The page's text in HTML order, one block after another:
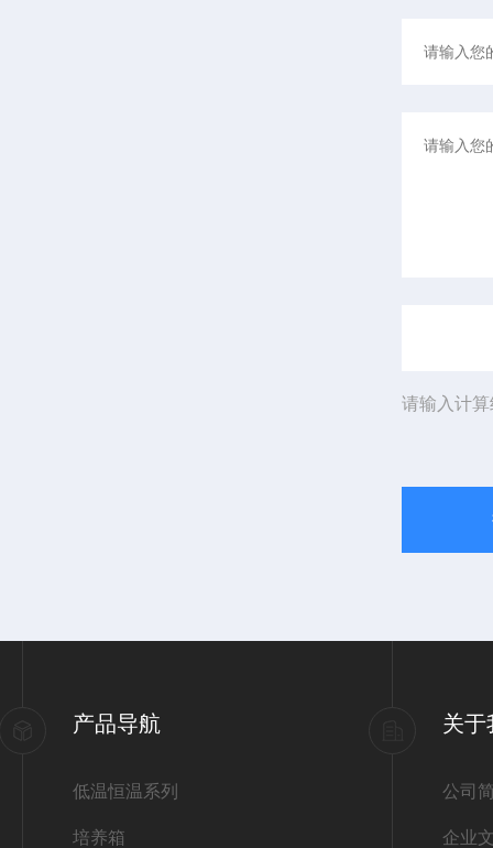
请输入计
产品导航
低温恒温系列
培养箱
关于
公司
企业